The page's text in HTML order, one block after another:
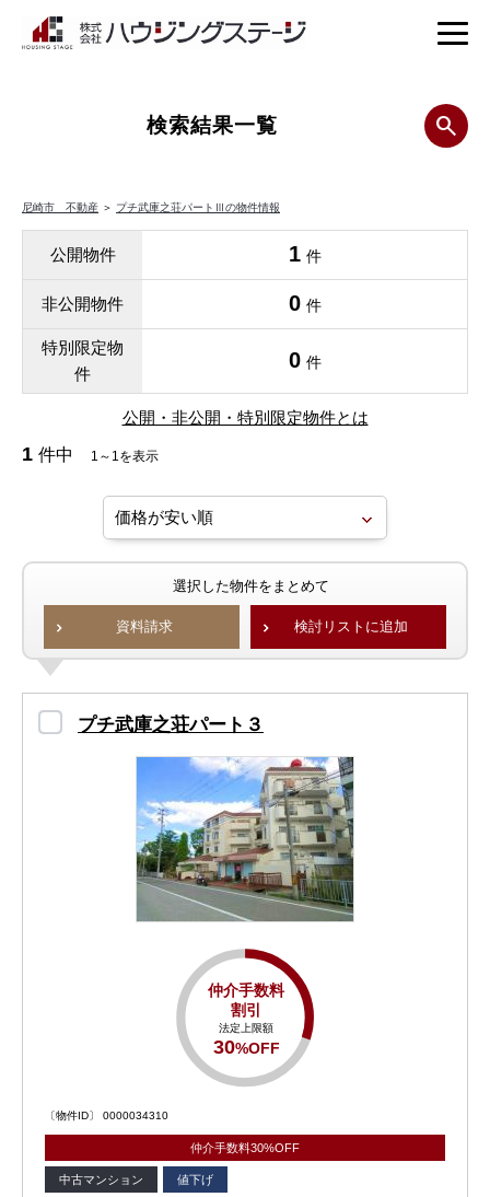
検索結果一覧
尼崎市 不動産 ＞ プチ武庫之荘パートⅢの物件情報
公開物件 1 件
非公開物件 0 件
特別限定物
件
0 件
公開・非公開・特別限定物件とは
1 件中 1～1を表示
選択した物件をまとめて
資料請求 検討リストに追加
プチ武庫之荘パート３
仲介手数料
割引
法定上限額
30%OFF
〔物件ID〕 0000034310
仲介手数料30%OFF
中古マンション 値下げ